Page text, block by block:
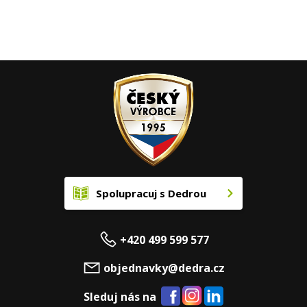
Spolupracuj s Dedrou
+420 499 599 577
objednavky@dedra.cz
Sleduj nás na